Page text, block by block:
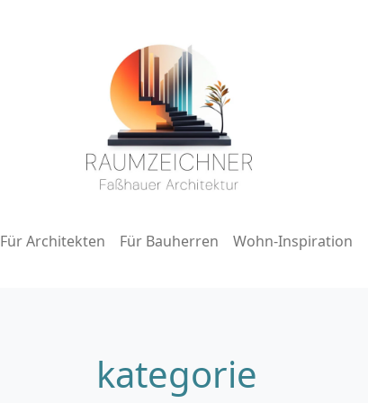
Für Architekten Für Bauherren Wohn-Inspiration
kategorie